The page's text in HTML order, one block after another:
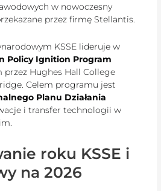
w nowoczesny
przez firmę Stellantis.
KSSE lideruje w
Policy Ignition Program
przez Hughes Hall College
Celem programu jest
Planu Działania
i transfer technologii w
roku KSSE i
na 2026